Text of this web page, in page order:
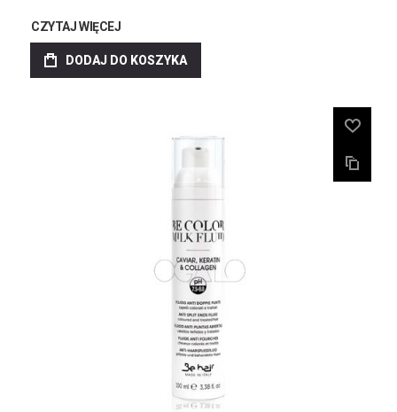
CZYTAJ WIĘCEJ
DODAJ DO KOSZYKA